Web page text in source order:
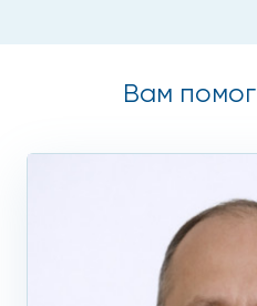
болезни почек, венозные
лимфатических сосудов
Диагностика
Наша клиника имеет в своем
флебологов, лимфологов и
Вам